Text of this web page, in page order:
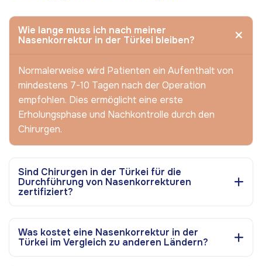
Wie lange muss ich nach meiner
Nasenkorrektur in der Türkei bleiben?
Normalerweise wird Patienten ein Aufenthalt von
mindestens 7-10 Tagen nach der Operation
empfohlen. Dies ermöglicht eine erste
Erholungsphase und Nachkontrolle durch den
Chirurgen.
Sind Chirurgen in der Türkei für die
Durchführung von Nasenkorrekturen
zertifiziert?
Was kostet eine Nasenkorrektur in der
Türkei im Vergleich zu anderen Ländern?